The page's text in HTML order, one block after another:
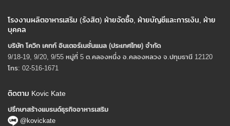
โรงงานผลิตอาหารเสริม (รังสิต) ฝ่ายจัดซื้อ, ฝ่ายบัญชีและการเงิน, ฝ่าย
บุคคล
บริษัท โควิก เคทท์ อินเตอร์เนชั่นแนล (ประเทศไทย) จํากัด
9/18-19, 9/20, 9/55 หมู่ที่ 5 ต.คลองหนึ่ง อ.คลองหลวง จ.ปทุมธานี 12120
โทร: 02-516-1671
ติดตาม Kovic Kate
ปรึกษาสร้างแบรนด์ธุรกิจอาหารเสริม
@kovickate